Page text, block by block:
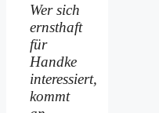
Wer sich
ernsthaft
für
Handke
interessiert,
kommt